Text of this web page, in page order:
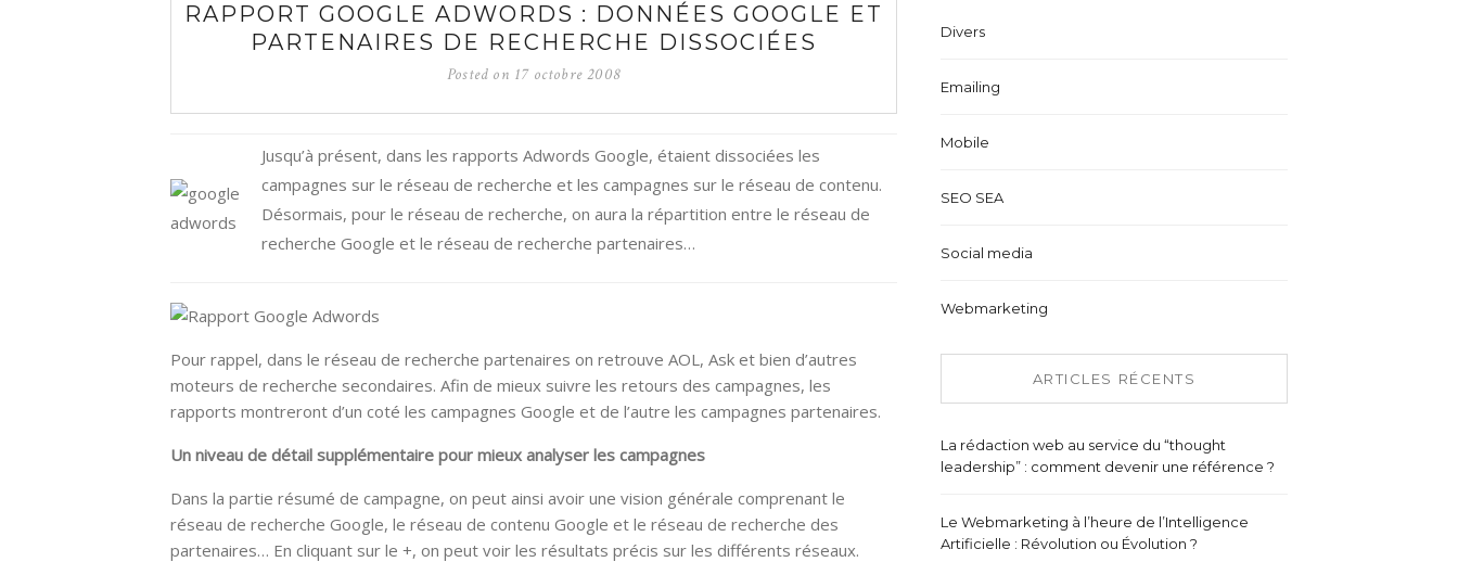
RAPPORT GOOGLE ADWORDS : DONNÉES GOOGLE ET
PARTENAIRES DE RECHERCHE DISSOCIÉES
Posted on 17 octobre 2008
Jusqu’à présent, dans les rapports Adwords Google, étaient dissociées les
campagnes sur le réseau de recherche et les campagnes sur le réseau de contenu.
Désormais, pour le réseau de recherche, on aura la répartition entre le réseau de
recherche Google et le réseau de recherche partenaires…
Pour rappel, dans le réseau de recherche partenaires on retrouve AOL, Ask et bien d’autres
moteurs de recherche secondaires. Afin de mieux suivre les retours des campagnes, les
rapports montreront d’un coté les campagnes Google et de l’autre les campagnes partenaires.
Un niveau de détail supplémentaire pour mieux analyser les campagnes
Dans la partie résumé de campagne, on peut ainsi avoir une vision générale comprenant le
réseau de recherche Google, le réseau de contenu Google et le réseau de recherche des
partenaires… En cliquant sur le +, on peut voir les résultats précis sur les différents réseaux.
Divers
Emailing
Mobile
SEO SEA
Social media
Webmarketing
ARTICLES RÉCENTS
La rédaction web au service du “thought
leadership” : comment devenir une référence ?
Le Webmarketing à l’heure de l’Intelligence
Artificielle : Révolution ou Évolution ?